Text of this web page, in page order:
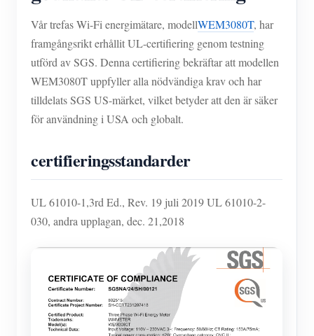
Virtuell mätare
Energiprognos och simuleringssystem
Ansökningar
Solar PV System Energiövervakning
PV-värmare styrsystem
Hemautomation
Fabrikens energiövervakning
Lagra
Snabbstart för produkten
Dokumentera
Handledningsvideo
Nyheter
Bloggar
gemenskap
Framkallare
Utforska
Vår trefas Wi-Fi energimätare, modellWEM3080T, har
framgångsrikt erhållit UL-certifiering genom testning
utförd av SGS. Denna certifiering bekräftar att modellen
WEM3080T uppfyller alla nödvändiga krav och har
tilldelats SGS US-märket, vilket betyder att den är säker
för användning i USA och globalt.
certifieringsstandarder
UL 61010-1,3rd Ed., Rev. 19 juli 2019 UL 61010-2-
030, andra upplagan, dec. 21,2018